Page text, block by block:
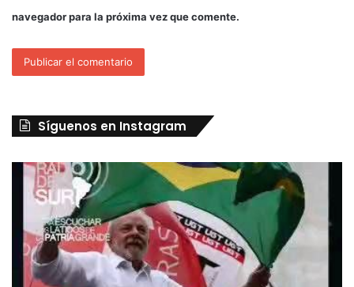
navegador para la próxima vez que comente.
Síguenos en Instagram